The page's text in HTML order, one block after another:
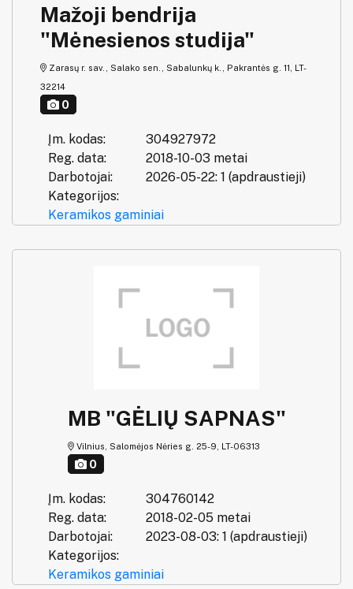
Mažoji bendrija
"Mėnesienos studija"
Zarasų r. sav., Salako sen., Sabalunkų k., Pakrantės g. 11, LT-
32214
0
Įm. kodas:
304927972
Reg. data:
2018-10-03 metai
Darbotojai:
2026-05-22: 1 (apdraustieji)
Kategorijos:
Keramikos gaminiai
MB "GĖLIŲ SAPNAS"
Vilnius, Salomėjos Nėries g. 25-9, LT-06313
0
Įm. kodas:
304760142
Reg. data:
2018-02-05 metai
Darbotojai:
2023-08-03: 1 (apdraustieji)
Kategorijos:
Keramikos gaminiai